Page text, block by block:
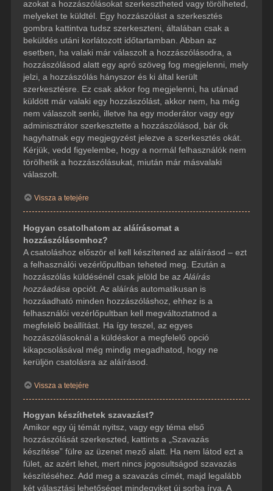
azokat a hozzászólásokat szerkesztheted vagy törölheted,
melyeket te küldtél. Egy hozzászólást a szerkesztés
gombra kattintva tudsz szerkeszteni, általában csak a
beküldés utáni korlátozott időtartamban. Abban az
esetben, ha valaki már válaszolt a hozzászólásodra, a
hozzászólásod alatt egy apró szöveg fog megjelenni, mely
jelzi, a hozzászólás hányszor és ki által került
szerkesztésre. Ez csak akkor fog megjelenni, ha utánad
küldött már valaki egy hozzászólást, akkor nem, ha még
nem válaszolt senki, illetve ha egy moderátor vagy egy
adminisztrátor szerkesztette a hozzászólásod, bár ők
hagyhatnak egy megjegyzést jelezve a szerkesztés okát.
Kérjük, vedd figyelembe, hogy a normál felhasználók nem
törölhetik a hozzászólásukat, miután már másvalaki
válaszolt.
Vissza a tetejére
Hogyan csatolhatom az aláírásomat a
hozzászólásomhoz?
A csatoláshoz először el kell készítened az aláírásod – ezt
a felhasználói vezérlőpultban teheted meg. Ezután a
hozzászólás küldésénél csak jelöld be az Aláírás
hozzáadása opciót. Az aláírás automatikusan is
hozzáadható minden hozzászóláshoz, ehhez is a
felhasználói vezérlőpultban kell megváltoztatnod a
megfelelő beállítást. Ha így teszel, az egyes
hozzászólásoknál a küldéskor a megfelelő opció
kikapcsolásával még mindig megadhatod, hogy ne
kerüljön csatolásra az aláírásod.
Vissza a tetejére
Hogyan készíthetek szavazást?
Amikor egy új témát nyitsz, vagy egy téma első
hozzászólását szerkeszted, kattints a „Szavazás
készítése” fülre az üzenet mező alatt. Ha nem látod ezt a
fület, az azért lehet, mert nincs jogosultságod szavazás
készítéséhez. Add meg a szavazás címét, majd legalább
két választási lehetőséget mindegyiket új sorba írva. A